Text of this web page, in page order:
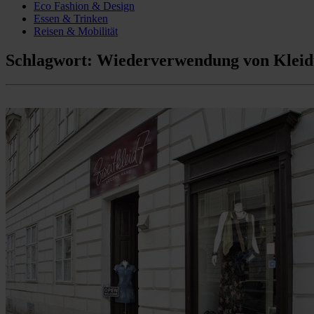
Eco Fashion & Design
Essen & Trinken
Reisen & Mobilität
Schlagwort: Wiederverwendung von